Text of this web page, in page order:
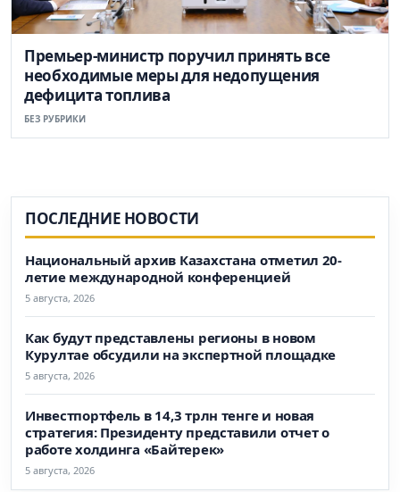
Премьер-министр поручил принять все
необходимые меры для недопущения
дефицита топлива
БЕЗ РУБРИКИ
ПОСЛЕДНИЕ НОВОСТИ
Национальный архив Казахстана отметил 20-
летие международной конференцией
5 августа, 2026
Как будут представлены регионы в новом
Курултае обсудили на экспертной площадке
5 августа, 2026
Инвестпортфель в 14,3 трлн тенге и новая
стратегия: Президенту представили отчет о
работе холдинга «Байтерек»
5 августа, 2026